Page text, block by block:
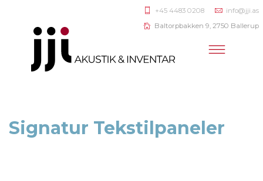
+45 4483 0208
info@jji.as
Baltorpbakken 9, 2750 Ballerup
Signatur Tekstilpaneler